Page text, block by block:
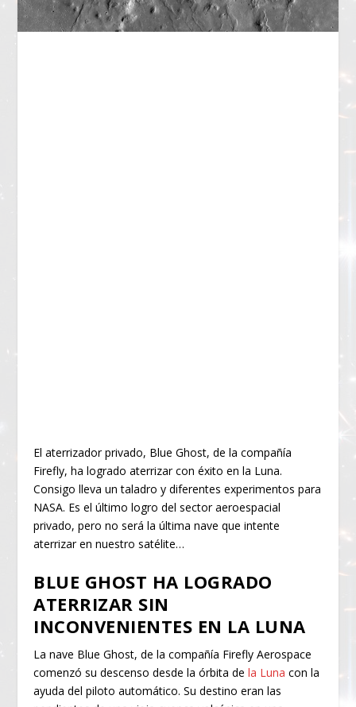
El aterrizador privado, Blue Ghost, de la compañía
Firefly, ha logrado aterrizar con éxito en la Luna.
Consigo lleva un taladro y diferentes experimentos para
NASA. Es el último logro del sector aeroespacial
privado, pero no será la última nave que intente
aterrizar en nuestro satélite…
BLUE GHOST HA LOGRADO
ATERRIZAR SIN
INCONVENIENTES EN LA LUNA
La nave Blue Ghost, de la compañía Firefly Aerospace
comenzó su descenso desde la órbita dela Luna con la
ayuda del piloto automático. Su destino eran las